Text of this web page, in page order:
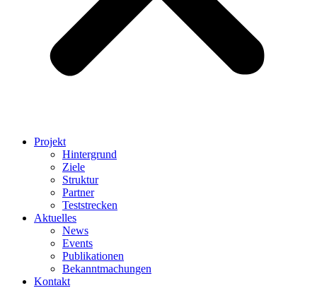
Projekt
Hintergrund
Ziele
Struktur
Partner
Teststrecken
Aktuelles
News
Events
Publikationen
Bekanntmachungen
Kontakt